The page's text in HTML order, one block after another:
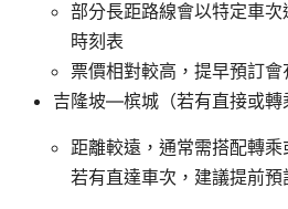
部分長距路線會以特定車
時刻表
票價相對較高，提早預訂會
吉隆坡—槟城（若有直接或轉
距離較遠，通常需搭配轉乘
若有直達車次，建議提前預